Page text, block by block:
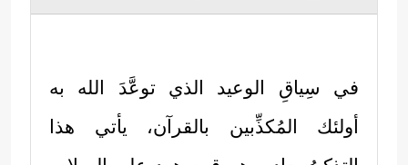
في سِياقِ الوعيد الذي توعَّدَ الله به
أولئك المُكذِّبين بالقرآن، يأتي هذا